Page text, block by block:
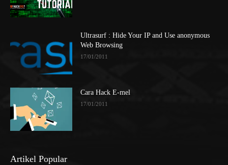
Ultrasurf : Hide Your IP and Use anonymous
Web Browsing
17/01/2011
Cara Hack E-mel
17/01/2011
Artikel Popular